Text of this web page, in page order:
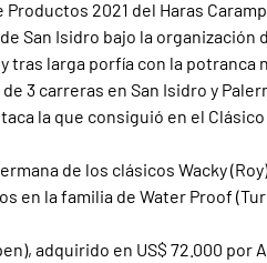
2021 del Haras
San Isidro bajo la organización
tras larga porfía con la potranca
3 carreras en San Isidro y
la que consiguió en el
de los clásicos Wacky
en la familia de Water Proof
adquirido en US$ 72.000 por